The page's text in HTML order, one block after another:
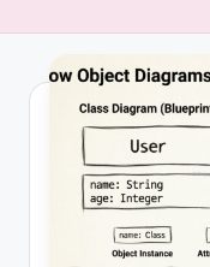
d
S